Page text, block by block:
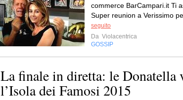
commerce BarCampari.it Ti
Super reunion a Verissimo
seguito
Da Violacentrica
GOSSIP
La finale in diretta: le Donatella
l’Isola dei Famosi 2015